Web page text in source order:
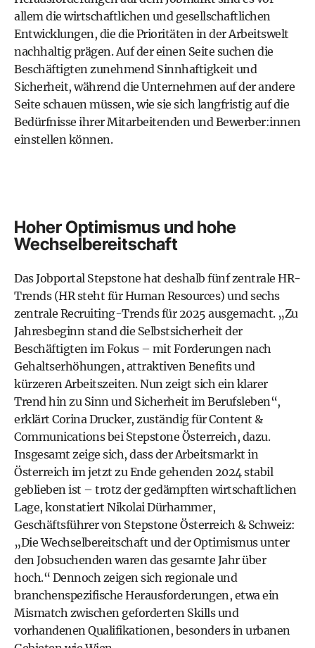
allem die wirtschaftlichen und gesellschaftlichen
Entwicklungen, die die Prioritäten in der Arbeitswelt
nachhaltig prägen. Auf der einen Seite suchen die
Beschäftigten zunehmend Sinnhaftigkeit und
Sicherheit, während die Unternehmen auf der andere
Seite schauen müssen, wie sie sich langfristig auf die
Bedürfnisse ihrer Mitarbeitenden und Bewerber:innen
einstellen können.
Hoher Optimismus und hohe
Wechselbereitschaft
Das Jobportal Stepstone hat deshalb fünf zentrale HR-
Trends (HR steht für Human Resources) und sechs
zentrale Recruiting-Trends für 2025 ausgemacht. „Zu
Jahresbeginn stand die Selbstsicherheit der
Beschäftigten im Fokus – mit Forderungen nach
Gehaltserhöhungen, attraktiven Benefits und
kürzeren Arbeitszeiten. Nun zeigt sich ein klarer
Trend hin zu Sinn und Sicherheit im Berufsleben“,
erklärt Corina Drucker, zuständig für Content &
Communications bei Stepstone Österreich, dazu.
Insgesamt zeige sich, dass der Arbeitsmarkt in
Österreich im jetzt zu Ende gehenden 2024 stabil
geblieben ist – trotz der gedämpften wirtschaftlichen
Lage, konstatiert Nikolai Dürhammer,
Geschäftsführer von Stepstone Österreich & Schweiz:
„Die Wechselbereitschaft und der Optimismus unter
den Jobsuchenden waren das gesamte Jahr über
hoch.“ Dennoch zeigen sich regionale und
branchenspezifische Herausforderungen, etwa ein
Mismatch zwischen geforderten Skills und
vorhandenen Qualifikationen, besonders in urbanen